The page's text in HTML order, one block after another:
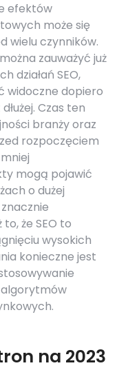
efektów
może się
wielu czynników.
zauważyć już
działań SEO,
widoczne dopiero
Czas ten
branży oraz
rozpoczęciem
mogą pojawić
o dużej
że SEO to
wysokich
konieczne jest
na 2023